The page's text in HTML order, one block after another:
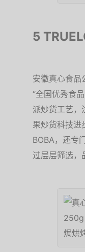
5
安徽真心食品
“全国优秀食
派炒货工艺，
果炒货科技进
BOBA，还专
过层层筛选，